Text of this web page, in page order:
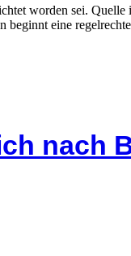
worden sei.
beginnt eine
nach